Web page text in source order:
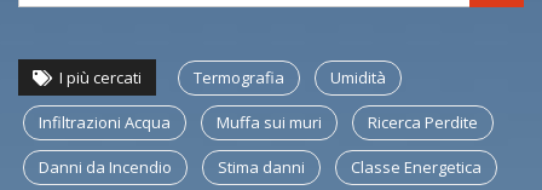
I più cercati Termografia Umidità
Infiltrazioni Acqua Muffa sui muri Ricerca Perdite
Danni da Incendio Stima danni Classe Energetica